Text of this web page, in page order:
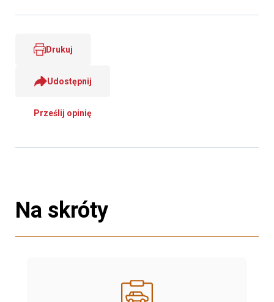
Drukuj
Udostępnij
Prześlij opinię
Na skróty